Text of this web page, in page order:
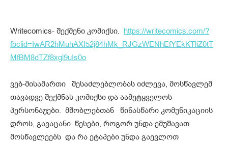
Writecomics- შექმენი კომიქსი. https://writecomics.com/?
fbclid=IwAR2hMuhAXI52j84hMk_RJGzWENhEfYEkKTliZ0tT
MfBM8dTZf8xgl9uIs0o
ვებ-მისამართი შესაძლებლობას იძლევა, მოსწავლემ
თავადვე შექმნას კომიქსი და აამეტყველოს
პერსონაჟები. მშობლებთან წინასწარი კომუნიკაციის
დროს, გავაცანი წესები, როგორ უნდა ემუშავათ
მოსწავლეებს და რა ეტაპები უნდა გაევლოთ